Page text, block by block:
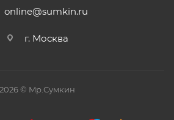
online@sumkin.ru
г. Москва
2026 © Mр.Сумкин